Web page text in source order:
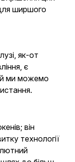
ширшого
як-от
є
ми можемо
він
технології